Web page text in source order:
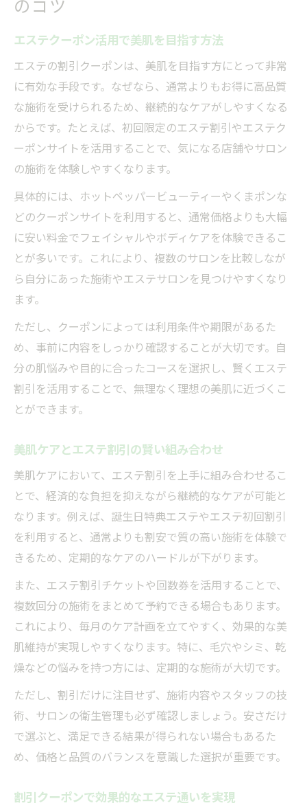
エステクーポン活用で美肌を目指す方法
エステの割引クーポンは、美肌を目指す方にとって非常
に有効な手段です。なぜなら、通常よりもお得に高品質
な施術を受けられるため、継続的なケアがしやすくなる
からです。たとえば、初回限定のエステ割引やエステク
ーポンサイトを活用することで、気になる店舗やサロン
の施術を体験しやすくなります。
具体的には、ホットペッパービューティーやくまポンな
どのクーポンサイトを利用すると、通常価格よりも大幅
に安い料金でフェイシャルやボディケアを体験できるこ
とが多いです。これにより、複数のサロンを比較しなが
ら自分にあった施術やエステサロンを見つけやすくなり
ます。
ただし、クーポンによっては利用条件や期限があるた
め、事前に内容をしっかり確認することが大切です。自
分の肌悩みや目的に合ったコースを選択し、賢くエステ
割引を活用することで、無理なく理想の美肌に近づくこ
とができます。
美肌ケアとエステ割引の賢い組み合わせ
美肌ケアにおいて、エステ割引を上手に組み合わせるこ
とで、経済的な負担を抑えながら継続的なケアが可能と
なります。例えば、誕生日特典エステやエステ初回割引
を利用すると、通常よりも割安で質の高い施術を体験で
きるため、定期的なケアのハードルが下がります。
また、エステ割引チケットや回数券を活用することで、
複数回分の施術をまとめて予約できる場合もあります。
これにより、毎月のケア計画を立てやすく、効果的な美
肌維持が実現しやすくなります。特に、毛穴やシミ、乾
燥などの悩みを持つ方には、定期的な施術が大切です。
ただし、割引だけに注目せず、施術内容やスタッフの技
術、サロンの衛生管理も必ず確認しましょう。安さだけ
で選ぶと、満足できる結果が得られない場合もあるた
め、価格と品質のバランスを意識した選択が重要です。
割引クーポンで効果的なエステ通いを実現